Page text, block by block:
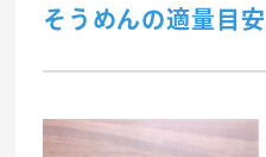
そうめんの適量目安